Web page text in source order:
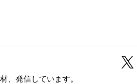
、発信しています。